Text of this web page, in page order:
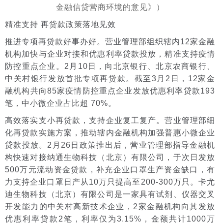
金融信贷营商环境的意见》）
精准支持 再贷款政策落地见效
推进专项再贷款好事办好。营业管理部组织辖内12家金融
机构加快与企业对接和优惠利率贷款投放，精准支持疫情
防控重点企业。2月10日，向 北京银行 、北京农商银行、
中关村银行发放首批专项再贷款。截至3月2日，12家金
融机构共向85家疫情防控重点企业发放优惠利率贷款193
笔，中小微企业占比超 70%。
高效落实支小再贷款，支持企业复工复产。营业管理部细
化再贷款实施方案，推动辖内金融机构加强普惠小微企业
贷款投放。2月26日政策推出后，营业管理部指导金融机
构快速对接纳通生物科技（北京）有限公司，于次日发放
500万元流动资金贷款，补充企业口罩生产资金缺口，有
力支持企业口罩日产从10万只提高至200-300万只。卡尤
迪生物科技（北京）有限公司是一家具有试剂、仪器交叉
开发能力的中关村高新技术企业，2家金融机构向其发放
优惠利率贷款2笔，利率仅为3.15%，金额共计1000万